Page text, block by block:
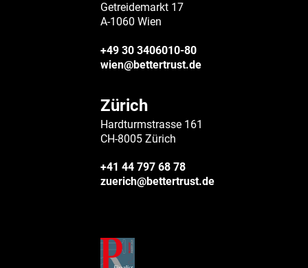
Getreidemarkt 17
A-1060 Wien
+49 30 3406010-80
wien@bettertrust.de
Zürich
Hardturmstrasse 161
CH-8005 Zürich
+41 44 797 68 78
zuerich@bettertrust.de